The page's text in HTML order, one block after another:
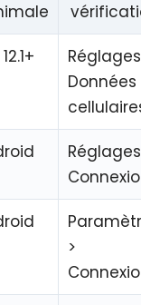
Données
>